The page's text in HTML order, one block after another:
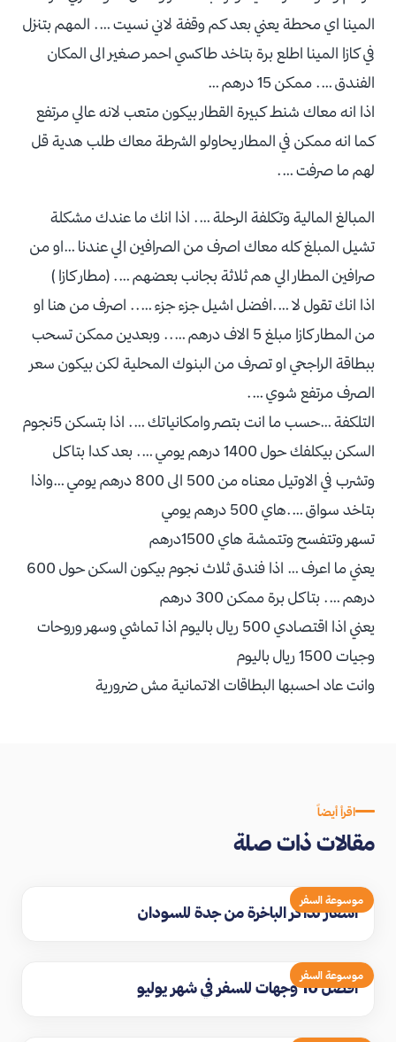
المينا اي محطة يعني بعد كم وقفة لاني نسيت …. المهم بتنزل
في كازا المينا اطلع برة بتاخد طاكسي احمر صغير الى المكان
الفندق …. ممكن 15 درهم …
اذا انه معاك شنط كبيرة القطار بيكون متعب لانه عالي مرتفع
كما انه ممكن في المطار يحاولو الشرطة معاك طلب هدية قل
لهم ما صرفت ….
المبالغ المالية وتكلفة الرحلة …. اذا انك ما عندك مشكلة
تشيل المبلغ كله معاك اصرف من الصرافين الي عندنا …او من
صرافين المطار الي هم ثلاثة بجانب بعضهم …. (مطار كازا )
اذا انك تقول لا ….افضل اشيل جزء جزء ….. اصرف من هنا او
من المطار كازا مبلغ 5 الاف درهم ….. وبعدين ممكن تسحب
ببطاقة الراجحي او تصرف من البنوك المحلية لكن بيكون سعر
الصرف مرتفع شوي ….
التلكفة …حسب ما انت بتصر وامكانياتك …. اذا بتسكن 5نجوم
السكن بيكلفك حول 1400 درهم يومي …. بعد كدا بتاكل
وتشرب في الاوتيل معناه من 500 الى 800 درهم يومي …واذا
بتاخد سواق ….هاي 500 درهم يومي
تسهر وتتفسح وتتمشة هاي 1500درهم
يعني ما اعرف … اذا فندق ثلاث نجوم بيكون السكن حول 600
درهم …. بتاكل برة ممكن 300 درهم
يعني اذا اقتصادي 500 ريال باليوم اذا تماشي وسهر وروحات
وجيات 1500 ريال باليوم
وانت عاد احسبها البطاقات الاتمانية مش ضرورية
اقرأ أيضاً
مقالات ذات صلة
موسوعة السفر
اسعار تذاكر الباخرة من جدة للسودان
موسوعة السفر
افضل 10 وجهات للسفر في شهر يوليو